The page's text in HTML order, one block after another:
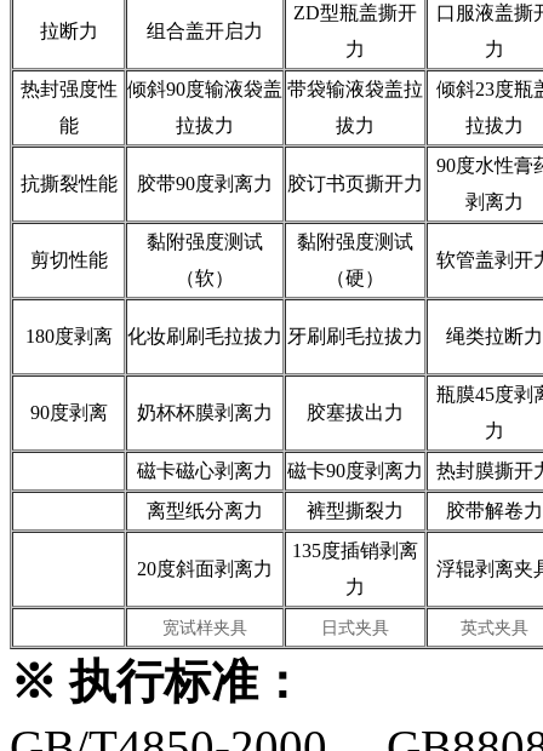
拉断力 组合盖开启力
ZD型瓶盖撕开
力
口服液盖撕
力
热封强度性
能
倾斜90度输液袋盖
拉拔力
带袋输液袋盖拉
拔力
倾斜23度瓶
拉拔力
抗撕裂性能 胶带90度剥离力 胶订书页撕开力
90度水性膏
剥离力
剪切性能
黏附强度测试
（软）
黏附强度测试
（硬）
软管盖剥开
180度剥离 化妆刷刷毛拉拔力 牙刷刷毛拉拔力 绳类拉断力
90度剥离 奶杯杯膜剥离力 胶塞拔出力
瓶膜45度剥
力
磁卡磁心剥离力
磁卡90度剥离力
热封膜撕开
离型纸分离力
裤型撕裂力 胶带解卷力
20度斜面剥离力
135度插销剥离
力
浮辊剥离夹
宽试样夹具 日式夹具 英式夹具
※执行标准：